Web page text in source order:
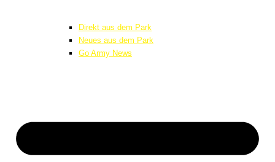
Direkt aus dem Park
Neues aus dem Park
Go Army News